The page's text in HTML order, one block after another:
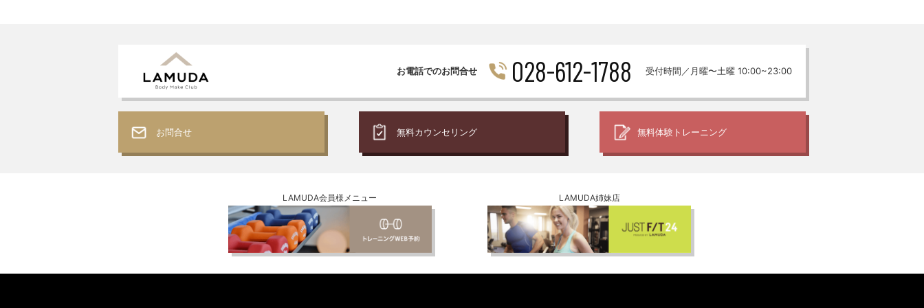
受付時間／月曜〜土曜 10:00~23:00
028-612-1788
お電話でのお問合せ
お問合せ 無料カウンセリング 無料体験 トレーニング
LAMUDA会員様メニュー LAMUDA姉妹店